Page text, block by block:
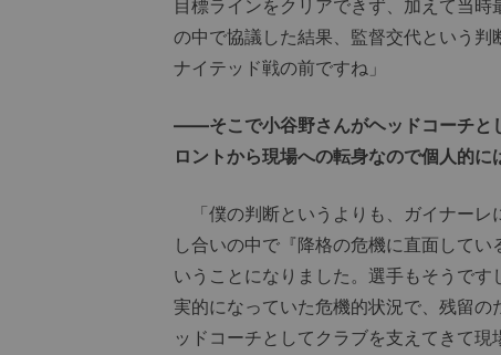
目標ラインをクリアできず、加えて当
の中で協議した結果、監督交代という
ナイテッド戦の前ですね」
――そこで小谷野さんがヘッドコーチと
ロントから現場への転身なので個人的に
「僕の判断というよりも、ガイナーレ
し合いの中で『降格の危機に直面してい
いうことになりました。選手もそうです
実的になっていた危機的状況で、残留
ッドコーチとしてクラブを支えてきて